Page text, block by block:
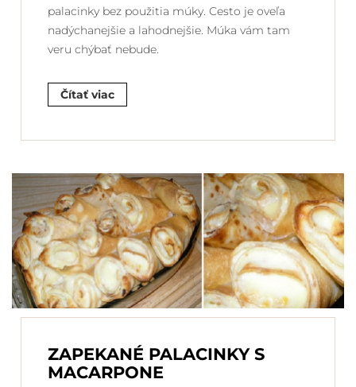
palacinky bez použitia múky. Cesto je oveľa
nadýchanejšie a lahodnejšie. Múka vám tam
veru chýbať nebude.
Čítať viac
ZAPEKANÉ PALACINKY S
MACARPONE